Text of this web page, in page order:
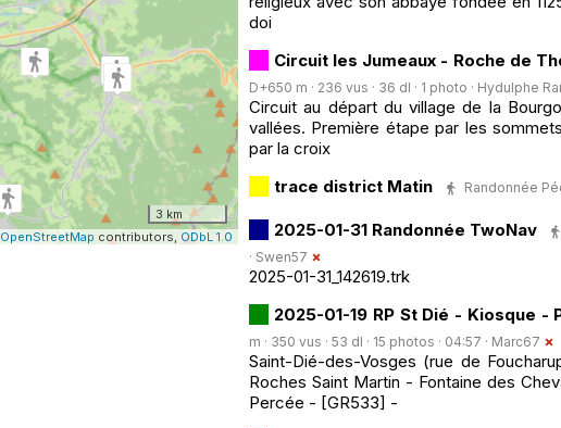
3 km
OpenStreetMap contributors, ODbL 1.0
doi
Circuit les Jumeaux - Roche de
D+650 m · 236 vus · 36 dl · 1 photo · Hydulphe
Circuit au départ du village de la
vallées. Première étape par les
par la croix
trace district Matin
Randonnée
2025-01-31 Randonnée TwoNav
· Swen57
2025-01-31_142619.trk
2025-01-19 RP St Dié - Kiosque -
m · 350 vus · 53 dl · 15 photos · 04:57 · Marc67
Saint-Dié-des-Vosges (rue de
Roches Saint Martin - Fontaine des
Percée - [GR533] -